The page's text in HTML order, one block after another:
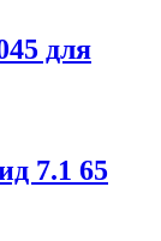
для
7.1 65